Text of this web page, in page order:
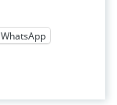
WhatsApp